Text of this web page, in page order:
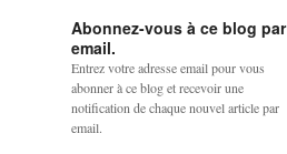
Abonnez-vous à ce blog par
email.
Entrez votre adresse email pour vous
abonner à ce blog et recevoir une
notification de chaque nouvel article par
email.